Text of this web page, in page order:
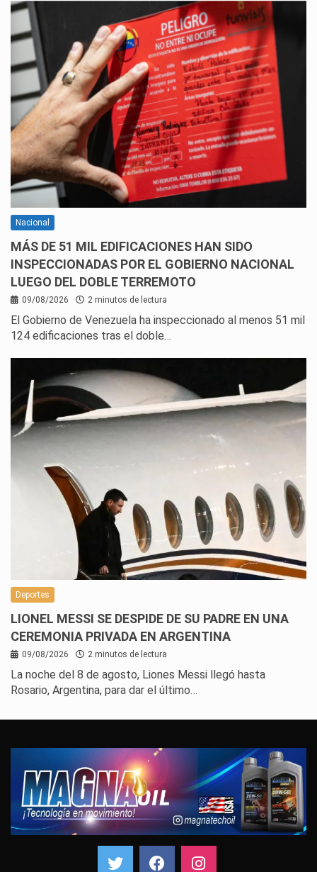
Nacional
MÁS DE 51 MIL EDIFICACIONES HAN SIDO
INSPECCIONADAS POR EL GOBIERNO NACIONAL
LUEGO DEL DOBLE TERREMOTO
09/08/2026 2 minutos de lectura
El Gobierno de Venezuela ha inspeccionado al menos 51 mil
124 edificaciones tras el doble…
Deportes
LIONEL MESSI SE DESPIDE DE SU PADRE EN UNA
CEREMONIA PRIVADA EN ARGENTINA
09/08/2026 2 minutos de lectura
La noche del 8 de agosto, Liones Messi llegó hasta
Rosario, Argentina, para dar el último…